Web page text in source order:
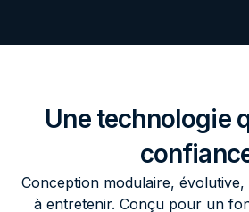
Une technologie
Conception modulaire,
à entretenir. Conçu pour un